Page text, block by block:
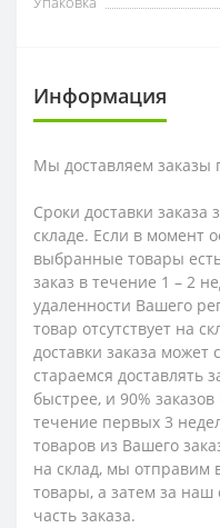
Информация
Мы доставляем заказы
Сроки доставки заказа
складе. Если в момент
выбранные товары
заказ в течение 1 – 2
удаленности Вашего
товар отсутствует на
доставки заказа может
стараемся доставлять
быстрее, и 90%
течение первых 3
товаров из Вашего
на склад, мы
товары, а затем за
часть заказа.